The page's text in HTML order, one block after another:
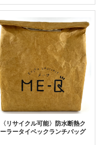
〈リサイクル可能〉防水断熱ク
ーラータイベックランチバッグ